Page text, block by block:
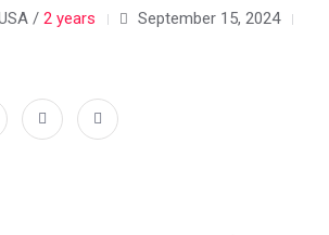
/ 2 years
September 15, 2024